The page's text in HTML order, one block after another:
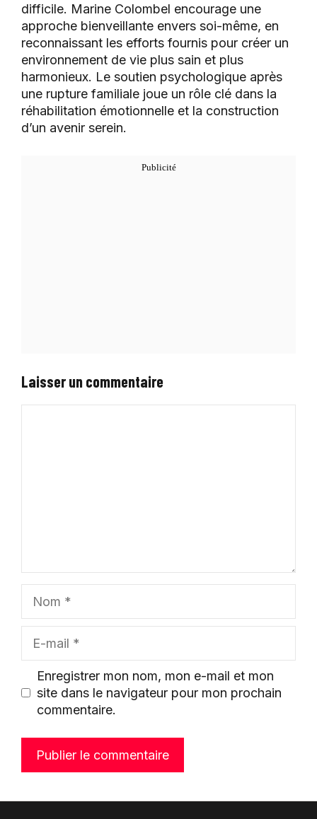
difficile. Marine Colombel encourage une
approche bienveillante envers soi-même, en
reconnaissant les efforts fournis pour créer un
environnement de vie plus sain et plus
harmonieux. Le soutien psychologique après
une rupture familiale joue un rôle clé dans la
réhabilitation émotionnelle et la construction
d’un avenir serein.
Laisser un commentaire
mail
Enregistrer mon nom, mon e-mail et mon
site dans le navigateur pour mon prochain
commentaire.